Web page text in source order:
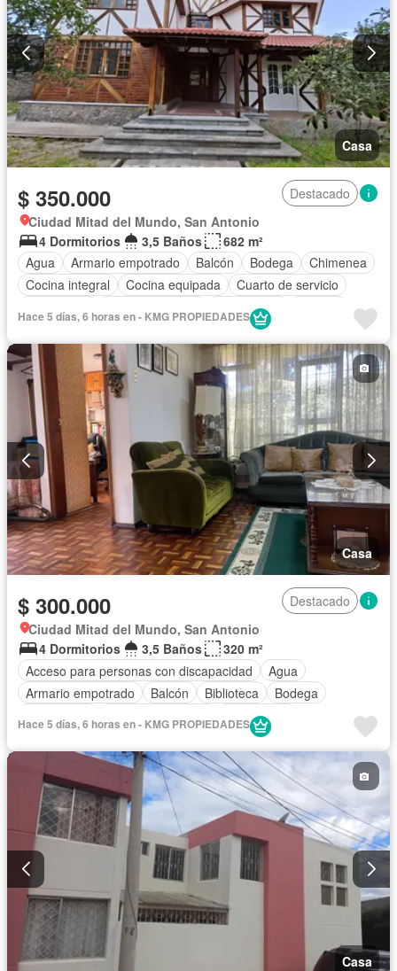
Casa
$ 350.000
Destacado
Ciudad Mitad del Mundo, San Antonio
4 Dormitorios
3,5 Baños
682 m²
Agua
Armario empotrado Balcón Bodega
Chimenea
Cocina integral
Cocina equipada
Cuarto de servicio
Gas natural
Vista panorámica
Hace 5 días, 6 horas en - KMG PROPIEDADES
Casa
$ 300.000
Destacado
Ciudad Mitad del Mundo, San Antonio
4 Dormitorios
3,5 Baños
320 m²
Acceso para personas con discapacidad
Agua
Armario empotrado
Balcón Biblioteca
Bodega
Electricidad
Terraza
Vista panorámica
Sin amoblar
Hace 5 días, 6 horas en - KMG PROPIEDADES
Casa